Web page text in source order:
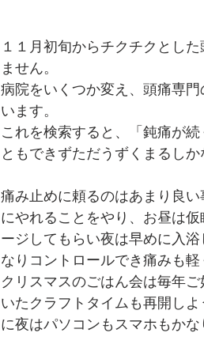
１１月初旬からチクチクとし
ません。
病院をいくつか変え、頭痛専
います。
これを検索すると、「鈍痛が
ともできずただうずくまるしか
痛み止めに頼るのはあまり良
にやれることをやり、お昼は
ージしてもらい夜は早めに入
なりコントロールでき痛みも軽
クリスマスのごはん会は毎年
いたクラフトタイムも再開し
に夜はパソコンもスマホもか